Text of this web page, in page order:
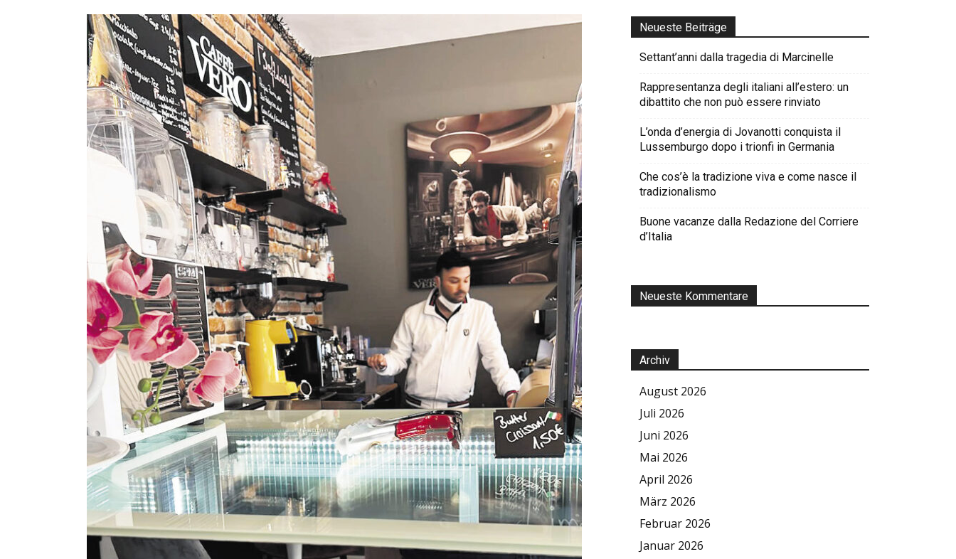
Neueste Beiträge
Settant’anni dalla tragedia di Marcinelle
Rappresentanza degli italiani all’estero: un
dibattito che non può essere rinviato
L’onda d’energia di Jovanotti conquista il
Lussemburgo dopo i trionfi in Germania
Che cos’è la tradizione viva e come nasce il
tradizionalismo
Buone vacanze dalla Redazione del Corriere
d’Italia
Neueste Kommentare
Archiv
August 2026
Juli 2026
Juni 2026
Mai 2026
April 2026
März 2026
Februar 2026
Januar 2026